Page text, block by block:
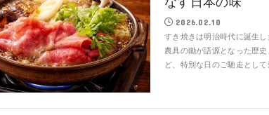
2026.02.10
すき焼きは明治時代に誕生
農具の鋤が語源となった歴
ど、特別な日のご馳走とし